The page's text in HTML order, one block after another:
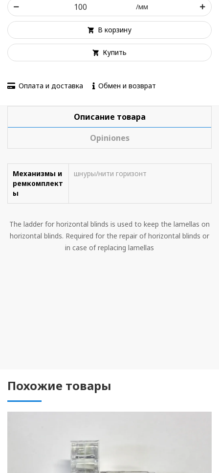
/мм
В корзину
Купить
Оплата и доставка Обмен и возврат
Описание товара
Opiniones
Механизмы и
ремкомплект
ы
шнуры/нити горизонт
The ladder for horizontal blinds is used to keep the lamellas on
horizontal blinds. Required for the repair of horizontal blinds or
in case of replacing lamellas
Похожие товары